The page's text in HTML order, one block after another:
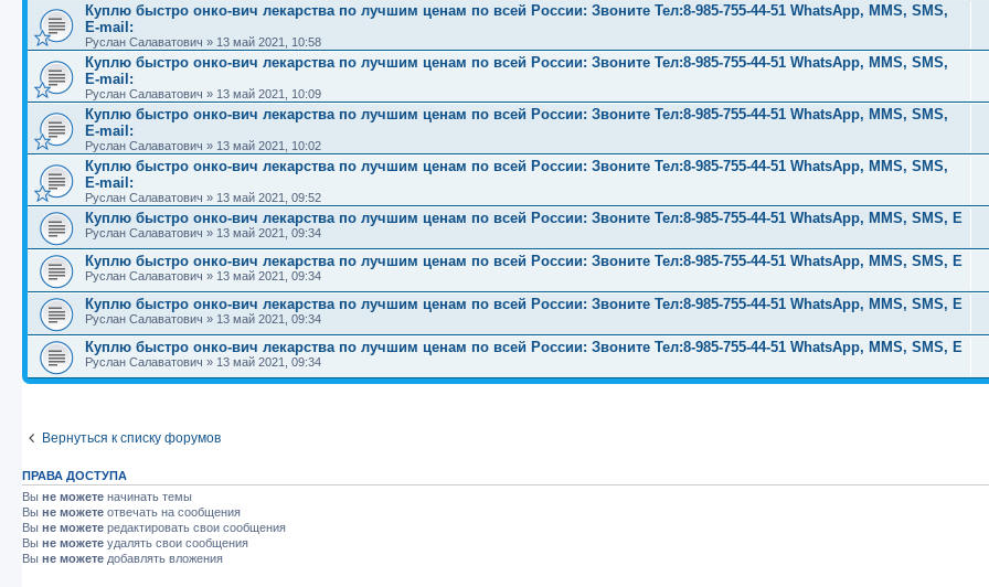
Куплю быстро онко-вич лекарства по лучшим ценам по всей России: Звоните Тел:‪8-985-755-44-51 WhatsApp, MMS, SMS,
E-mail:
Руслан Салаватович » 13 май 2021, 10:58
Куплю быстро онко-вич лекарства по лучшим ценам по всей России: Звоните Тел:‪8-985-755-44-51 WhatsApp, MMS, SMS,
E-mail:
Руслан Салаватович » 13 май 2021, 10:09
Куплю быстро онко-вич лекарства по лучшим ценам по всей России: Звоните Тел:‪8-985-755-44-51 WhatsApp, MMS, SMS,
E-mail:
Руслан Салаватович » 13 май 2021, 10:02
Куплю быстро онко-вич лекарства по лучшим ценам по всей России: Звоните Тел:‪8-985-755-44-51 WhatsApp, MMS, SMS,
E-mail:
Руслан Салаватович » 13 май 2021, 09:52
Куплю быстро онко-вич лекарства по лучшим ценам по всей России: Звоните Тел:‪8-985-755-44-51 WhatsApp, MMS, SMS, E
Руслан Салаватович » 13 май 2021, 09:34
Куплю быстро онко-вич лекарства по лучшим ценам по всей России: Звоните Тел:‪8-985-755-44-51 WhatsApp, MMS, SMS, E
Руслан Салаватович » 13 май 2021, 09:34
Куплю быстро онко-вич лекарства по лучшим ценам по всей России: Звоните Тел:‪8-985-755-44-51 WhatsApp, MMS, SMS, E
Руслан Салаватович » 13 май 2021, 09:34
Куплю быстро онко-вич лекарства по лучшим ценам по всей России: Звоните Тел:‪8-985-755-44-51 WhatsApp, MMS, SMS, E
Руслан Салаватович » 13 май 2021, 09:34
Вернуться к списку форумов
ПРАВА ДОСТУПА
Вы не можете начинать темы
Вы не можете отвечать на сообщения
Вы не можете редактировать свои сообщения
Вы не можете удалять свои сообщения
Вы не можете добавлять вложения